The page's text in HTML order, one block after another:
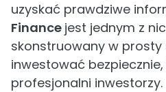
uzyskać prawdziwe
Finance jest jednym z
skonstruowany w
inwestować
profesjonalni